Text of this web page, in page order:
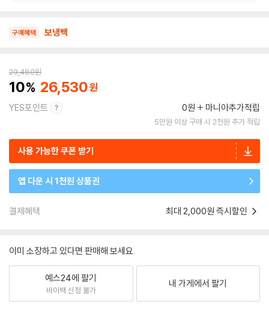
구매혜택 보냉백
29,480원
10 26,530
YES포인트 0원 마니아추가적립
5만원 이상 구매 시 2천원 추가 적립
사용 가능한 쿠폰 받기
앱 다운 시 1천원 상품권
결제혜택 최대 2,000원 즉시할인
이미 소장하고 있다면 판매해 보세요.
예스24에 팔기
바이백 신청 불가
내 가게에서 팔기